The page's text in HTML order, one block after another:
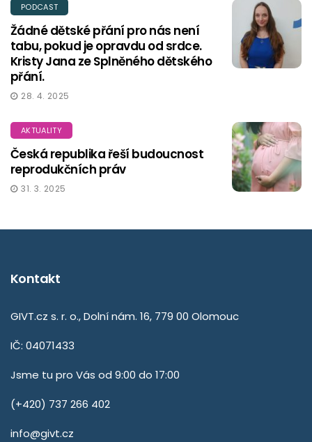
PODCAST
Žádné dětské přání pro nás není
tabu, pokud je opravdu od srdce.
Kristy Jana ze Splněného dětského
přání.
28. 4. 2025
AKTUALITY
Česká republika řeší budoucnost
reprodukčních práv
31. 3. 2025
Kontakt
GIVT.cz s. r. o., Dolní nám. 16, 779 00 Olomouc
IČ: 04071433
Jsme tu pro Vás od 9:00 do 17:00
(+420) 737 266 402
info@givt.cz